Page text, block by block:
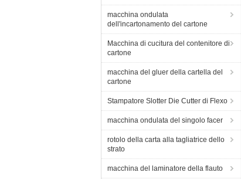
macchina ondulata
dell'incartonamento del cartone
Macchina di cucitura del contenitore di
cartone
macchina del gluer della cartella del
cartone
Stampatore Slotter Die Cutter di Flexo
macchina ondulata del singolo facer
rotolo della carta alla tagliatrice dello
strato
macchina del laminatore della flauto